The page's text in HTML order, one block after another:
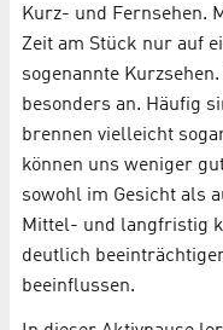
Kurz- und Fernsehen.
Zeit am Stück nur auf
sogenannte
besonders an. Häufig
brennen vielleicht
können uns weniger
sowohl im Gesicht als
Mittel- und langfristig
deutlich
beeinflussen.